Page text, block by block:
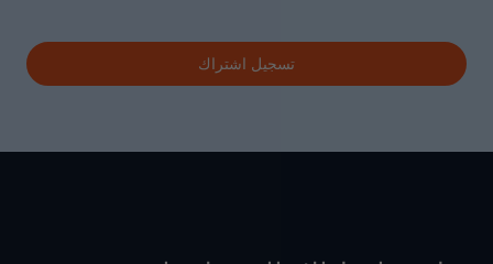
تسجيل اشتراك